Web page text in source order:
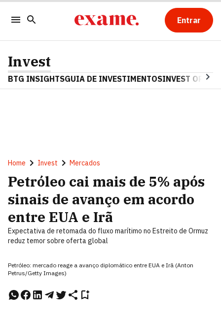
Entrar
Invest
BTG INSIGHTSGUIA DE INVESTIMENTOSINVEST OPINA
Home Invest Mercados
Petróleo cai mais de 5% após
sinais de avanço em acordo
entre EUA e Irã
Expectativa de retomada do fluxo marítimo no Estreito de Ormuz
reduz temor sobre oferta global
Petróleo: mercado reage a avanço diplomático entre EUA e Irã (Anton
Petrus/Getty Images)